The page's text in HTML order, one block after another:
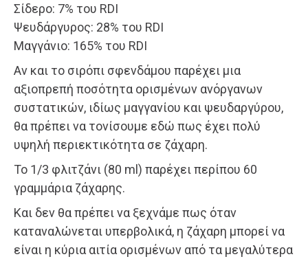
Σίδερο: 7% του RDI
Ψευδάργυρος: 28% του RDI
Μαγγάνιο: 165% του RDI
Αν και το σιρόπι σφενδάμου παρέχει μια
αξιοπρεπή ποσότητα ορισμένων ανόργανων
συστατικών, ιδίως μαγγανίου και ψευδαργύρου,
θα πρέπει να τονίσουμε εδώ πως έχει πολύ
υψηλή περιεκτικότητα σε ζάχαρη.
Το 1/3 φλιτζάνι (80 ml) παρέχει περίπου 60
γραμμάρια ζάχαρης.
Και δεν θα πρέπει να ξεχνάμε πως όταν
καταναλώνεται υπερβολικά, η ζάχαρη μπορεί να
είναι η κύρια αιτία ορισμένων από τα μεγαλύτερα